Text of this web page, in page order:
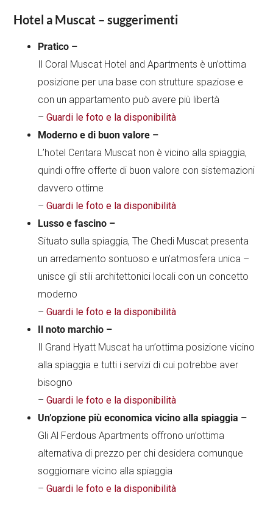
Hotel a Muscat – suggerimenti
Pratico –
Il Coral Muscat Hotel and Apartments è un’ottima
posizione per una base con strutture spaziose e
con un appartamento può avere più libertà
–Guardi le foto e la disponibilità
Moderno e di buon valore –
L’hotel Centara Muscat non è vicino alla spiaggia,
quindi offre offerte di buon valore con sistemazioni
davvero ottime
–Guardi le foto e la disponibilità
Lusso e fascino –
Situato sulla spiaggia, The Chedi Muscat presenta
un arredamento sontuoso e un’atmosfera unica –
unisce gli stili architettonici locali con un concetto
moderno
–Guardi le foto e la disponibilità
Il noto marchio –
Il Grand Hyatt Muscat ha un’ottima posizione vicino
alla spiaggia e tutti i servizi di cui potrebbe aver
bisogno
–Guardi le foto e la disponibilità
Un’opzione più economica vicino alla spiaggia –
Gli Al Ferdous Apartments offrono un’ottima
alternativa di prezzo per chi desidera comunque
soggiornare vicino alla spiaggia
–Guardi le foto e la disponibilità